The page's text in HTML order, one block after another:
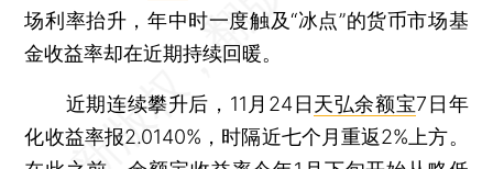
场利率抬升，年中时一度触及“冰点”的货币市场基
金收益率却在近期持续回暖。
近期连续攀升后，11月24日天弘余额宝7日年
化收益率报2.0140%，时隔近七个月重返2%上方。